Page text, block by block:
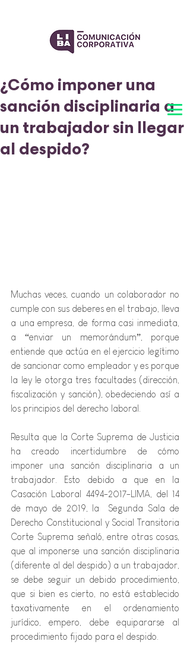
¿Cómo imponer una
sanción disciplinaria a
un trabajador sin llegar
al despido?
Muchas veces, cuando un colaborador no
cumple con sus deberes en el trabajo, lleva
a una empresa, de forma casi inmediata,
a “enviar un memorándum”, porque
entiende que actúa en el ejercicio legítimo
de sancionar como empleador y es porque
la ley le otorga tres facultades (dirección,
fiscalización y sanción), obedeciendo así a
los principios del derecho laboral.
Resulta que la Corte Suprema de Justicia
ha creado incertidumbre de cómo
imponer una sanción disciplinaria a un
trabajador. Esto debido a que en la
Casación Laboral 4494-2017-LIMA, del 14
de mayo de 2019, la  Segunda Sala de
Derecho Constitucional y Social Transitoria
Corte Suprema señaló, entre otras cosas,
que al imponerse una sanción disciplinaria
(diferente al del despido) a un trabajador,
se debe seguir un debido procedimiento,
taxativamente en el ordenamiento
jurídico, empero, debe equipararse al
procedimiento fijado para el despido.